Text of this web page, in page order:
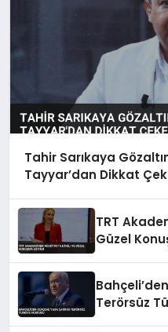
Tahir Sarıkaya
Tayyar’dan Dikkat
TRT
Güzel
Terörsüz